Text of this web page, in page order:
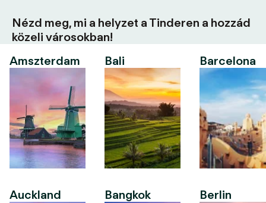
Nézd meg, mi a helyzet a Tinderen a hozzád
közeli városokban!
Amszterdam
Auckland
Bali
Bangkok
Barcelona
Berlin